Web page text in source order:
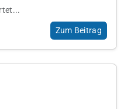
Zum Beitrag